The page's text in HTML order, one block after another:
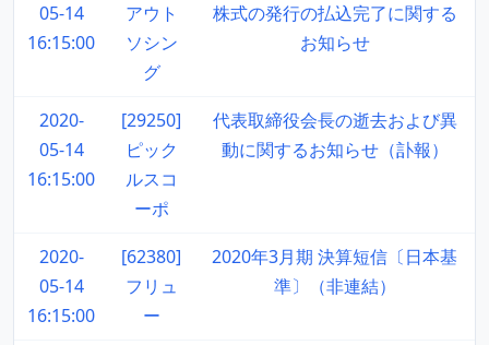
05-14
16:15:00
アウト
ソシン
グ
株式の発行の払込完了に関する
お知らせ
2020-
05-14
16:15:00
[29250]
ピック
ルスコ
ーポ
代表取締役会長の逝去および異
動に関するお知らせ（訃報）
2020-
05-14
16:15:00
[62380]
フリュ
ー
2020年3月期 決算短信〔日本基
準〕（非連結）